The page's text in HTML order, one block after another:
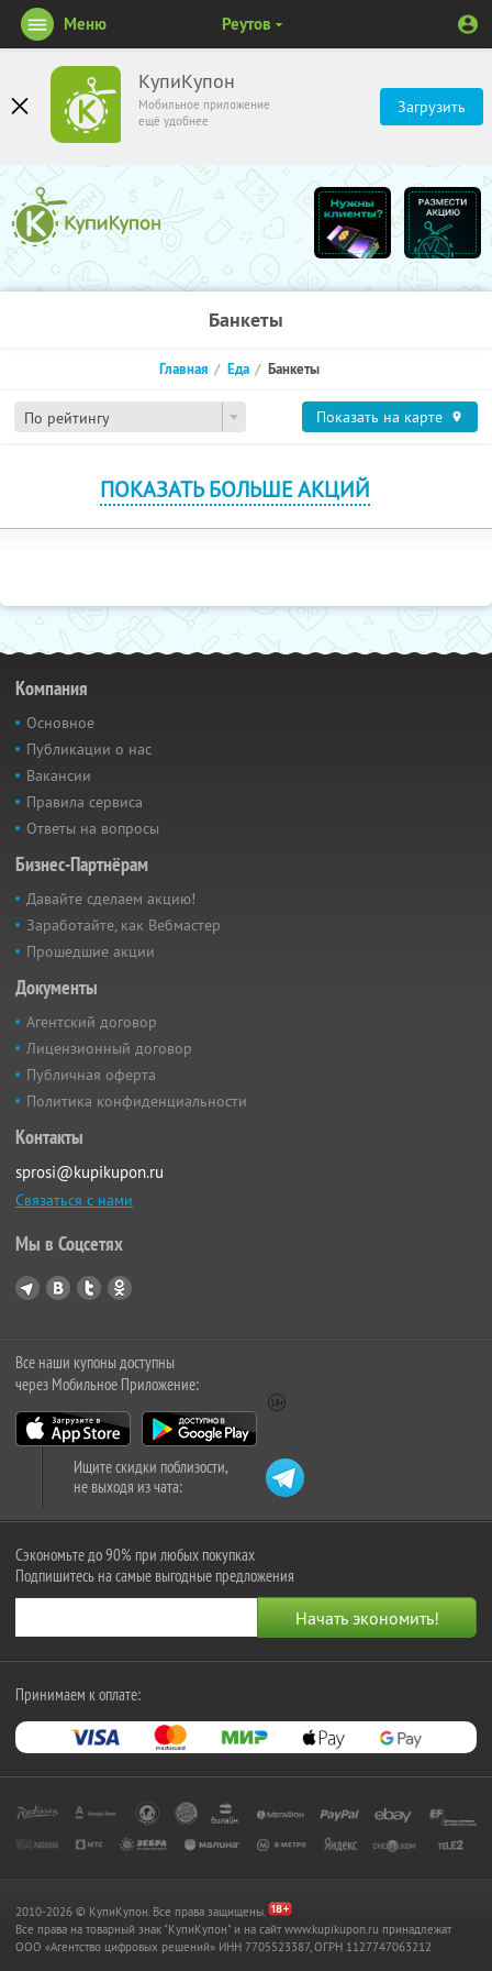
КупиКупон
Мобильное приложение
ещё удобнее
Загрузить
Меню Реутов
Банкеты
По рейтингу
Главная Еда Банкеты
Показать на карте
ПОКАЗАТЬ БОЛЬШЕ АКЦИЙ
Компания
Основное
Публикации о нас
Вакансии
Правила сервиса
Ответы на вопросы
Бизнес-Партнёрам
Давайте сделаем акцию!
Заработайте, как Вебмастер
Прошедшие акции
Документы
Агентский договор
Лицензионный договор
Публичная оферта
Политика конфиденциальности
Контакты
sprosi@kupikupon.ru
Связаться с нами
Мы в Соцсетях
Все наши купоны доступны
через Мобильное Приложение:
Ищите скидки поблизости,
не выходя из чата:
Сэкономьте до 90% при любых покупках
Подпишитесь на самые выгодные предложения
Принимаем к оплате:
2010-2026 © КупиКупон. Все права защищены.
Все права на товарный знак "КупиКупон" и на сайт www.kupikupon.ru принадлежат
OOO «Агентство цифровых решений» ИНН 7705523387, ОГРН 1127747063212